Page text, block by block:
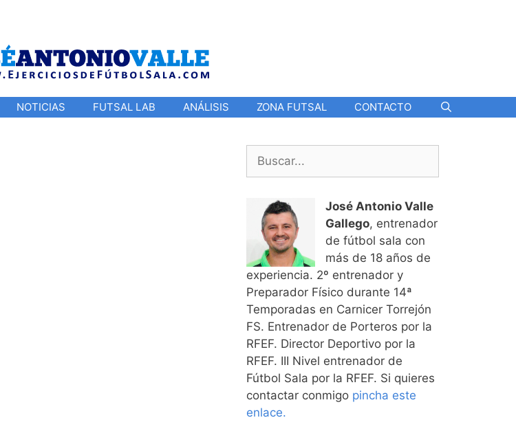
NOTICIAS FUTSAL LAB ANÁLISIS ZONA FUTSAL CONTACTO
Buscar:
José Antonio Valle
Gallego, entrenador
de fútbol sala con
más de 18 años de
experiencia. 2º entrenador y
Preparador Físico durante 14ª
Temporadas en Carnicer Torrejón
FS. Entrenador de Porteros por la
RFEF. Director Deportivo por la
RFEF. III Nivel entrenador de
Fútbol Sala por la RFEF. Si quieres
contactar conmigo pincha este
enlace.